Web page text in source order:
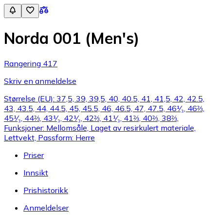
Norda 001 (Men's)
Rangering 417
Skriv en anmeldelse
Størrelse (EU): 37,5, 39, 39,5, 40, 40.5, 41, 41,5, 42, 42.5,
43, 43.5, 44, 44.5, 45, 45.5, 46, 46.5, 47, 47.5, 46¹⁄₃, 46⅔,
45¹⁄₃, 44⅔, 43¹⁄₃, 42¹⁄₃, 42⅔, 41¹⁄₃, 41⅔, 40⅔, 38⅔,
Funksjoner: Mellomsåle, Laget av resirkulert materiale,
Lettvekt, Passform: Herre
Priser
Innsikt
Prishistorikk
Anmeldelser